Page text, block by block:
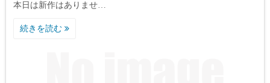
本日は新作はありませ…
続きを読む